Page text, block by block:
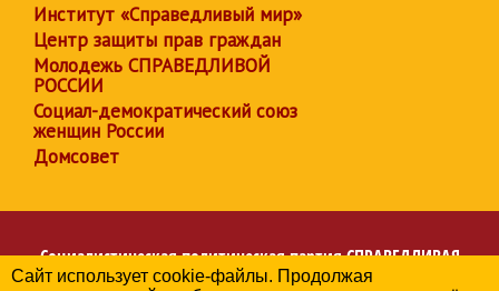
Институт «Справедливый мир»
Центр защиты прав граждан
Молодежь СПРАВЕДЛИВОЙ
РОССИИ
Социал-демократический союз
женщин России
Домсовет
Социалистическая политическая партияСПРАВЕДЛИВАЯ
РОССИЯ
Сайт использует cookie-файлы. Продолжая